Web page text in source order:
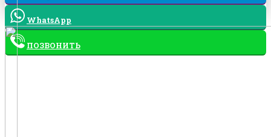
WhatsApp
ПОЗВОНИТЬ